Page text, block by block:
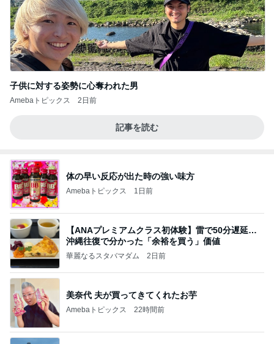
子供に対する姿勢に心奪われた男
Amebaトピックス 2日前
記事を読む
体の早い反応が出た時の強い味方
Amebaトピックス 1日前
【ANAプレミアムクラス初体験】雷で50分遅延…
沖縄往復で分かった「余裕を買う」価値
華麗なるスタバマダム 2日前
美奈代 夫が買ってきてくれたお芋
Amebaトピックス 22時間前